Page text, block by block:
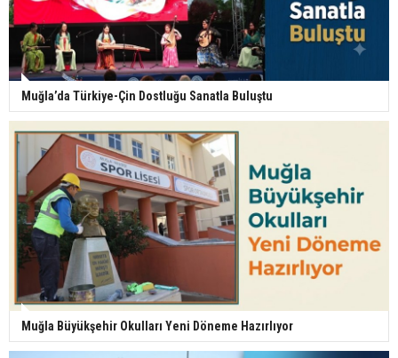
Muğla’da Türkiye-Çin Dostluğu Sanatla Buluştu
Muğla Büyükşehir Okulları Yeni Döneme Hazırlıyor